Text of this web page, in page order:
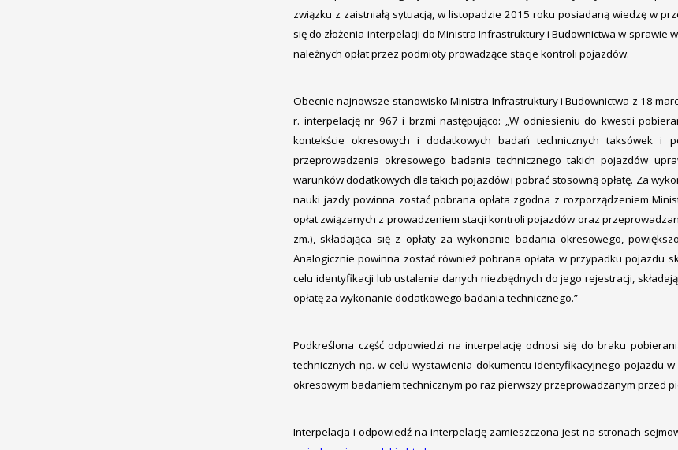
związku z zaistniałą sytuacją, w listopadzie 2015 roku posiadaną wiedzę w
się do złożenia interpelacji do Ministra Infrastruktury i Budownictwa w
należnych opłat przez podmioty prowadzące stacje kontroli pojazdów.
Obecnie najnowsze stanowisko Ministra Infrastruktury i Budownictwa z 18
r. interpelację nr 967 i brzmi następująco: „W odniesieniu do kwestii
kontekście okresowych i dodatkowych badań technicznych taksówek
przeprowadzenia okresowego badania technicznego takich pojazdów
warunków dodatkowych dla takich pojazdów i pobrać stosowną opłatę. Za
nauki jazdy powinna zostać pobrana opłata zgodna z rozporządzeniem
opłat związanych z prowadzeniem stacji kontroli pojazdów oraz
zm.), składająca się z opłaty za wykonanie badania okresowego,
Analogicznie powinna zostać również pobrana opłata w przypadku
celu identyfikacji lub ustalenia danych niezbędnych do jego rejestracji,
opłatę za wykonanie dodatkowego badania technicznego.”
Podkreślona część odpowiedzi na interpelację odnosi się do braku
technicznych np. w celu wystawienia dokumentu identyfikacyjnego pojazdu
okresowym badaniem technicznym po raz pierwszy przeprowadzanym przed
Interpelacja i odpowiedź na interpelację zamieszczona jest na stronach